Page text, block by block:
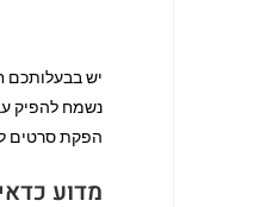
נשמח להפיק
הפקת סרטים
מדוע